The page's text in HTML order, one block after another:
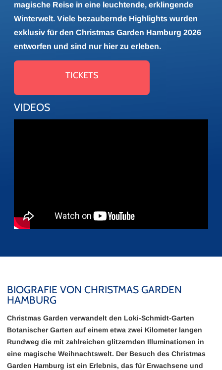
magische Reise in eine leuchtende, erklingende
Winterwelt. Viele bezaubernde Highlights wurden
exklusiv für den Christmas Garden Hamburg 2026
entworfen und sind nur hier zu erleben.
TICKETS
VIDEOS
BIOGRAFIE VON CHRISTMAS GARDEN
HAMBURG
Christmas Garden verwandelt den Loki-Schmidt-Garten
Botanischer Garten auf einem etwa zwei Kilometer langen
Rundweg die mit zahlreichen glitzernden Illuminationen in
eine magische Weihnachtswelt. Der Besuch des Christmas
Garden Hamburg ist ein Erlebnis, das für Erwachsene und